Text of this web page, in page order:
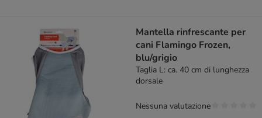
Mantella rinfrescante per
cani Flamingo Frozen,
blu/grigio
Taglia L: ca. 40 cm di lunghezza
dorsale
Nessuna valutazione